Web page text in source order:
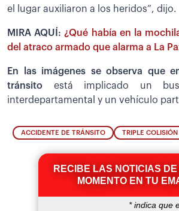
el lugar auxiliaron a los heridos”, dijo.
MIRA AQUÍ:¿Qué había en la
del atraco armado que alarma a La
En las imágenes se observa que
tránsito está implicado un
interdepartamental y un vehículo
ACCIDENTE DE TRÁNSITO TRIPLE COLISIÓN
RECIBE LAS NOTICIAS DE
MOMENTO EN TU
*indica que